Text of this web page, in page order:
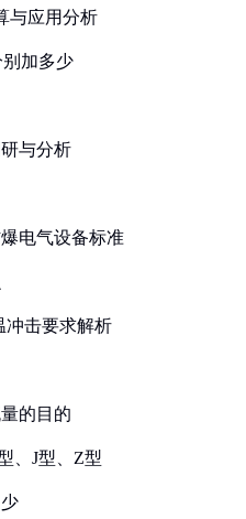
与应用分析
别加多少
与分析
电气设备标准
冲击要求解析
的目的
、J型、Z型